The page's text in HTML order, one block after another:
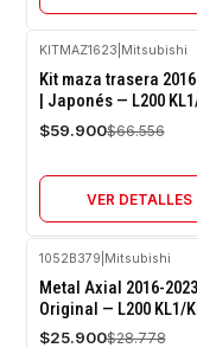
-10%
OFF
KITMAZ1623 Mitsubishi
Kit maza trasera
| Japonés — L200
$59.900$66.556
VER DETALLES
-10%
OFF
1052B379 Mitsubishi
Metal Axial 2016-
Original — L200 KL1/
$25.900$28.778